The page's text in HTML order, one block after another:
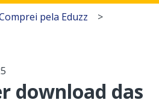
pela Eduzz
download das